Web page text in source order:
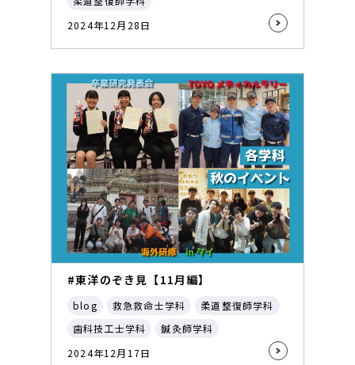
2024年12月28日
#東洋のぞき見【11月編】
blog 救急救命士学科
柔道整復師学科
歯科技工士学科
鍼灸師学科
2024年12月17日